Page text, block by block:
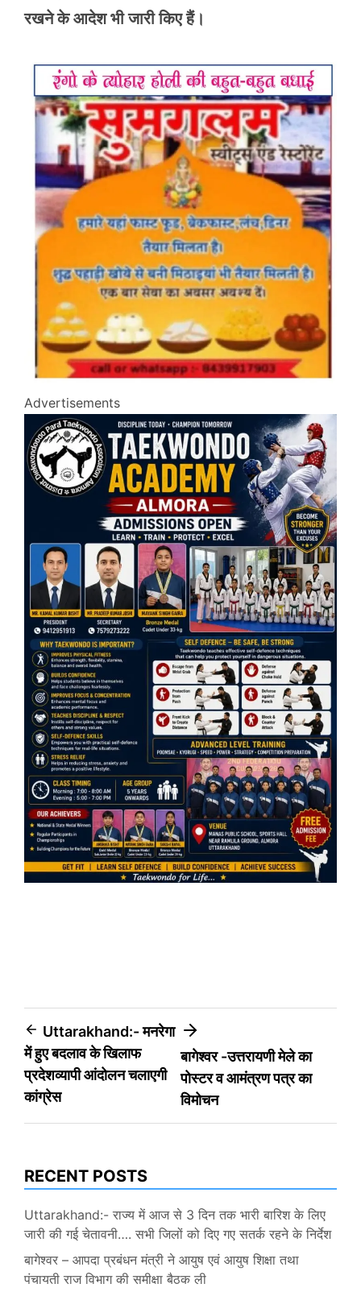
रखने के आदेश भी जारी किए हैं।
Advertisements
Post
navigation
Uttarakhand:- मनरेगा
में हुए बदलाव के खिलाफ
प्रदेशव्यापी आंदोलन चलाएगी
कांग्रेस
बागेश्वर -उत्तरायणी मेले का
पोस्टर व आमंत्रण पत्र का
विमोचन
RECENT POSTS
Uttarakhand:- राज्य में आज से 3 दिन तक भारी बारिश के लिए
जारी की गई चेतावनी…. सभी जिलों को दिए गए सतर्क रहने के निर्देश
बागेश्वर – आपदा प्रबंधन मंत्री ने आयुष एवं आयुष शिक्षा तथा
पंचायती राज विभाग की समीक्षा बैठक ली